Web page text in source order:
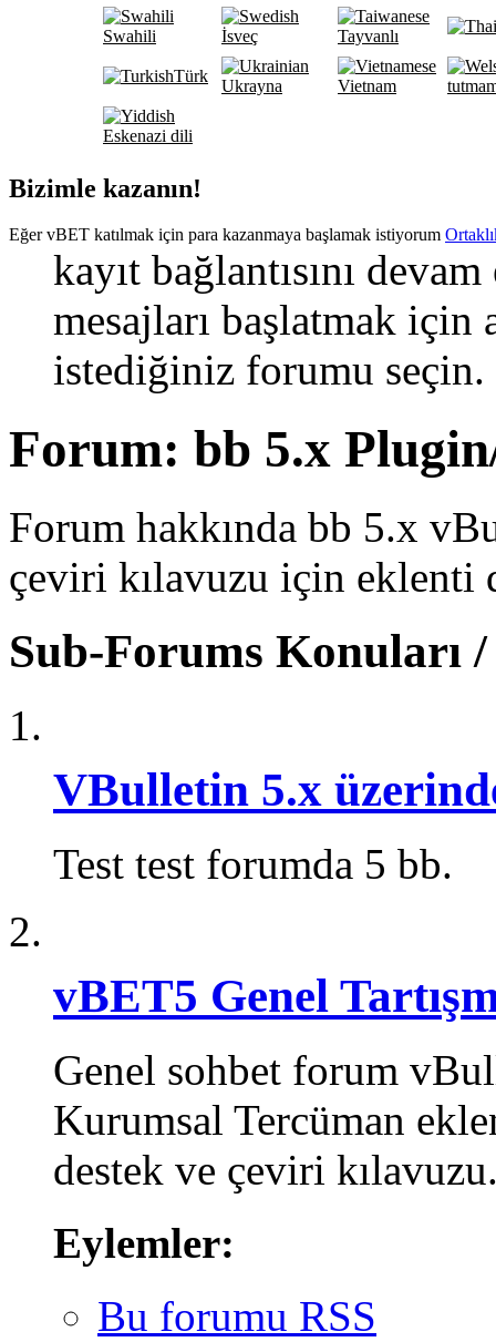
Swahili İsveç Tayvanlı
Türk
Ukrayna Vietnam
Eskenazi dili
Bizimle kazanın!
Eğer vBET katılmak için para kazanmaya başlamak istiyorum
kayıt bağlantısını
mesajları başlatmak için
istediğiniz forumu seçin.
Forum: bb 5.x
Forum hakkında bb 5.x
çeviri kılavuzu için eklenti
Sub-Forums Konuları
VBulletin 5.x
Test test forumda 5 bb.
vBET5 Genel
Genel sohbet forum
Kurumsal Tercüman
destek ve çeviri
Eylemler:
Bu forumu RSS